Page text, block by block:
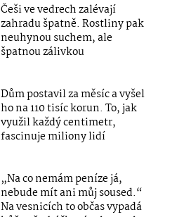
Češi ve vedrech zalévají
zahradu špatně. Rostliny pak
neuhynou suchem, ale
špatnou zálivkou
Dům postavil za měsíc a vyšel
ho na 110 tisíc korun. To, jak
využil každý centimetr,
fascinuje miliony lidí
„Na co nemám peníze já,
nebude mít ani můj soused.“
Na vesnicích to občas vypadá